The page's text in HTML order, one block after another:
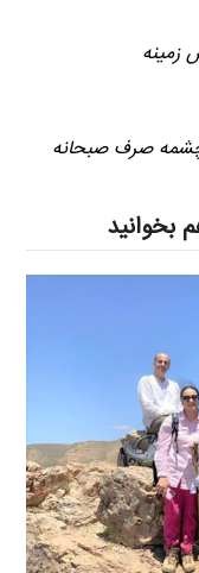
زمینه
صرف صبحانه
بخوانید